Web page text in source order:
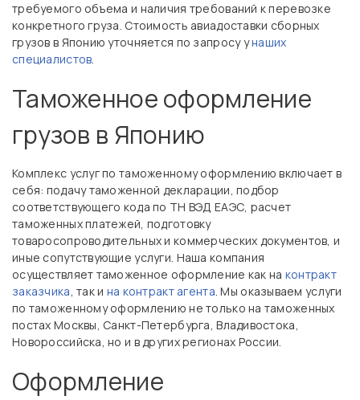
требуемого объема и наличия требований к перевозке
конкретного груза. Стоимость авиадоставки сборных
грузов в Японию уточняется по запросу унаших
специалистов.
Таможенное оформление
грузов в Японию
Комплекс услуг по таможенному оформлению включает в
себя: подачу таможенной декларации, подбор
соответствующего кода по ТН ВЭД ЕАЭС, расчет
таможенных платежей, подготовку
товаросопроводительных и коммерческих документов, и
иные сопутствующие услуги. Наша компания
осуществляет таможенное оформление как на контракт
заказчика, так и на контракт агента. Мы оказываем услуги
по таможенному оформлению не только на таможенных
постах Москвы, Санкт-Петербурга, Владивостока,
Новороссийска, но и в других регионах России.
Оформление